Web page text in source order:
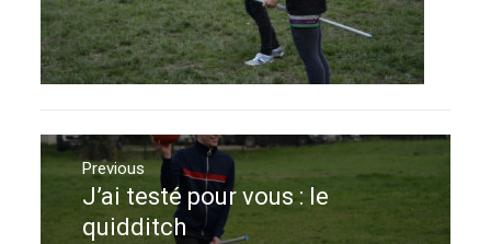
Navigation
de
l’article
Previous
Previous
post:
J’ai testé pour vous : le
quidditch